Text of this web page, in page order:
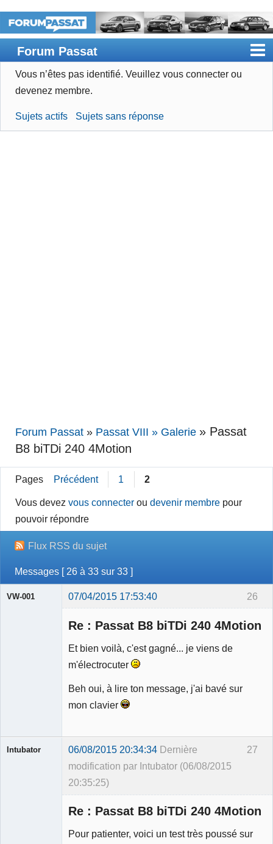
Forum Passat
Accueil
Devenir membre
Vous n’êtes pas identifié. Veuillez vous connecter ou
devenez membre.
Sujets actifs Sujets sans réponse
Forum Passat » Passat VIII » Galerie » Passat
B8 biTDi 240 4Motion
Pages Précédent 1 2
Vous devezvous connecter oudevenir membre pour
pouvoir répondre
Flux RSS du sujet
Messages [ 26 à 33 sur 33 ]
26
VW-001 07/04/2015 17:53:40
Re : Passat B8 biTDi 240 4Motion
Et bien voilà, c'est gagné... je viens de
m'électrocuter
Beh oui, à lire ton message, j'ai bavé sur
mon clavier
27
Intubator 06/08/2015 20:34:34 Dernière
modification par Intubator (06/08/2015
20:35:25)
Re : Passat B8 biTDi 240 4Motion
Pour patienter, voici un test très poussé sur